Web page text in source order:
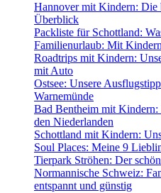
Hannover mit Kindern: Die
Überblick
Packliste für Schottland:
Familienurlaub: Mit
Roadtrips mit Kindern:
mit Auto
Ostsee: Unsere
Warnemünde
Bad Bentheim mit Kindern:
den Niederlanden
Schottland mit Kindern:
Soul Places: Meine 9
Tierpark Ströhen: Der
Normannische Schweiz:
entspannt und günstig